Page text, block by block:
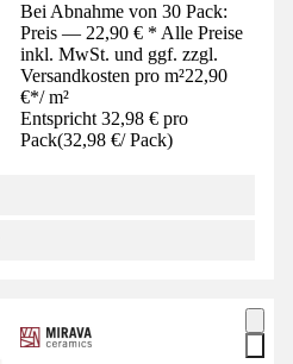
Bei Abnahme von 30 Pack:
Preis — 22,90 € * Alle Preise
inkl. MwSt. und ggf. zzgl.
Versandkosten pro m²22,90
€*/ m²
Entspricht 32,98 € pro
Pack(32,98 €/ Pack)